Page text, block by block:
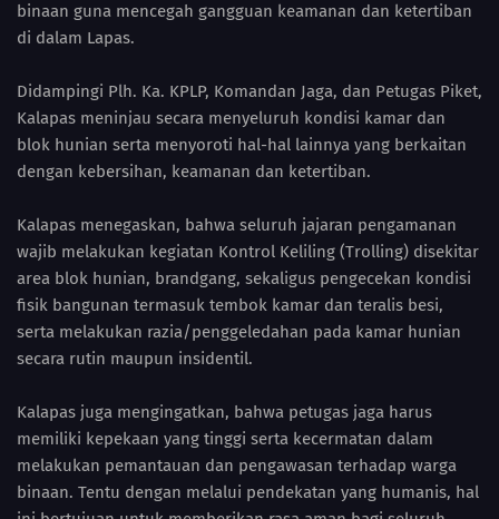
binaan guna mencegah gangguan keamanan dan ketertiban
di dalam Lapas.
Didampingi Plh. Ka. KPLP, Komandan Jaga, dan Petugas Piket,
Kalapas meninjau secara menyeluruh kondisi kamar dan
blok hunian serta menyoroti hal-hal lainnya yang berkaitan
dengan kebersihan, keamanan dan ketertiban.
Kalapas menegaskan, bahwa seluruh jajaran pengamanan
wajib melakukan kegiatan Kontrol Keliling (Trolling) disekitar
area blok hunian, brandgang, sekaligus pengecekan kondisi
fisik bangunan termasuk tembok kamar dan teralis besi,
serta melakukan razia/penggeledahan pada kamar hunian
secara rutin maupun insidentil.
Kalapas juga mengingatkan, bahwa petugas jaga harus
memiliki kepekaan yang tinggi serta kecermatan dalam
melakukan pemantauan dan pengawasan terhadap warga
binaan. Tentu dengan melalui pendekatan yang humanis, hal